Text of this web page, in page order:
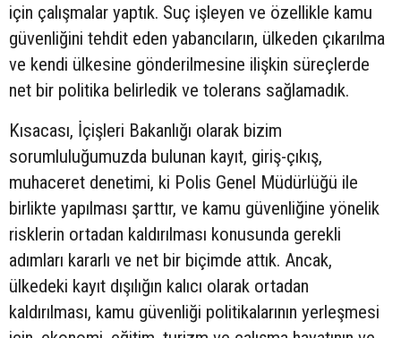
için çalışmalar yaptık. Suç işleyen ve özellikle kamu
güvenliğini tehdit eden yabancıların, ülkeden çıkarılma
ve kendi ülkesine gönderilmesine ilişkin süreçlerde
net bir politika belirledik ve tolerans sağlamadık.
Kısacası, İçişleri Bakanlığı olarak bizim
sorumluluğumuzda bulunan kayıt, giriş-çıkış,
muhaceret denetimi, ki Polis Genel Müdürlüğü ile
birlikte yapılması şarttır, ve kamu güvenliğine yönelik
risklerin ortadan kaldırılması konusunda gerekli
adımları kararlı ve net bir biçimde attık. Ancak,
ülkedeki kayıt dışılığın kalıcı olarak ortadan
kaldırılması, kamu güvenliği politikalarının yerleşmesi